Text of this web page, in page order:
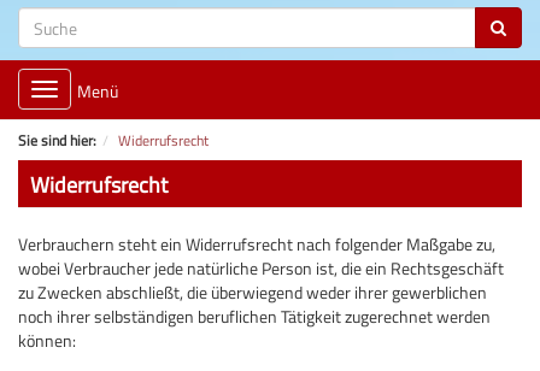
Toggle
navigation
Menü
Sie sind hier: Widerrufsrecht
Widerrufsrecht
Verbrauchern steht ein Widerrufsrecht nach folgender Maßgabe zu,
wobei Verbraucher jede natürliche Person ist, die ein Rechtsgeschäft
zu Zwecken abschließt, die überwiegend weder ihrer gewerblichen
noch ihrer selbständigen beruflichen Tätigkeit zugerechnet werden
können: